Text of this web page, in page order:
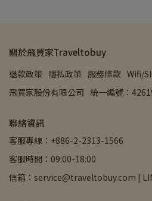
關於飛買家Traveltobuy
退款政策 隱私政策 服務條款 Wifi/
飛買家股份有限公司 統一編號：
聯絡資訊
客服專線：+886-2-2313-1566
客服時間：09:00-18:00
信箱：service@traveltobuy.com |